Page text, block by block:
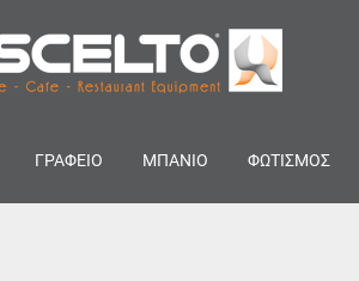
ΓΡΑΦΕΙΟ ΜΠΑΝΙΟ ΦΩΤΙΣΜΟΣ